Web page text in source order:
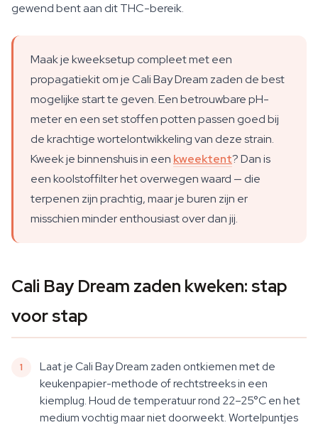
gewend bent aan dit THC-bereik.
Maak je kweeksetup compleet met een
propagatiekit om je Cali Bay Dream zaden de best
mogelijke start te geven. Een betrouwbare pH-
meter en een set stoffen potten passen goed bij
de krachtige wortelontwikkeling van deze strain.
Kweek je binnenshuis in een kweektent? Dan is
een koolstoffilter het overwegen waard — die
terpenen zijn prachtig, maar je buren zijn er
misschien minder enthousiast over dan jij.
Cali Bay Dream zaden kweken: stap
voor stap
Laat je Cali Bay Dream zaden ontkiemen met de
keukenpapier-methode of rechtstreeks in een
kiemplug. Houd de temperatuur rond 22–25°C en het
medium vochtig maar niet doorweekt. Wortelpuntjes